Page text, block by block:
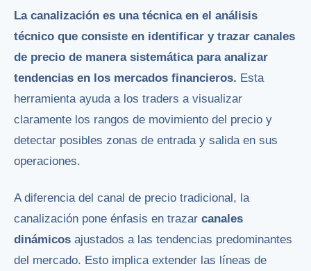
La canalización es una técnica en el análisis
técnico que consiste en identificar y trazar canales
de precio de manera sistemática para analizar
tendencias en los mercados financieros. Esta
herramienta ayuda a los traders a visualizar
claramente los rangos de movimiento del precio y
detectar posibles zonas de entrada y salida en sus
operaciones.
A diferencia del canal de precio tradicional, la
canalización pone énfasis en trazar canales
dinámicos ajustados a las tendencias predominantes
del mercado. Esto implica extender las líneas de